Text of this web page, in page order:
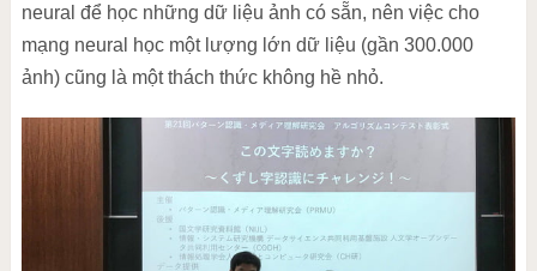
neural để học những dữ liệu ảnh có sẵn, nên việc cho
mạng neural học một lượng lớn dữ liệu (gần 300.000
ảnh) cũng là một thách thức không hề nhỏ.